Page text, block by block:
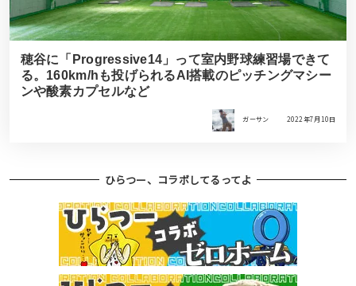
穂谷に「Progressive14」って室内野球練習場できて
る。160km/hも投げられるAI搭載のピッチングマシー
ンや酸素カプセルなど
ガーサン 2022年7月10日
ひらつー、コラボしてるってよ